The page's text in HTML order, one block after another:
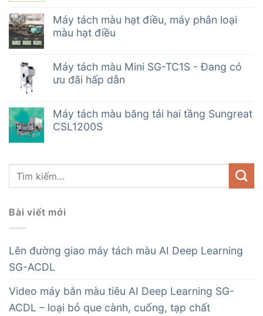
Máy tách màu hạt điều, máy phân loại
màu hạt điều
Máy tách màu Mini SG-TC1S - Đang có
ưu đãi hấp dẫn
Máy tách màu băng tải hai tầng Sungreat
CSL1200S
Bài viết mới
Lên đường giao máy tách màu AI Deep Learning
SG-ACDL
Video máy bắn màu tiêu AI Deep Learning SG-
ACDL – loại bỏ que cành, cuống, tạp chất